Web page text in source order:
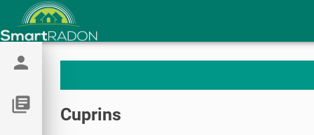
person
library_books
Cuprins